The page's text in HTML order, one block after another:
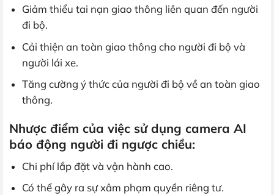
Giảm thiểu tai nạn giao thông liên quan đến người
đi bộ.
Cải thiện an toàn giao thông cho người đi bộ và
người lái xe.
Tăng cường ý thức của người đi bộ về an toàn giao
thông.
Nhược điểm của việc sử dụng camera AI
báo động người đi ngược chiều:
Chi phí lắp đặt và vận hành cao.
Có thể gây ra sự xâm phạm quyền riêng tư.